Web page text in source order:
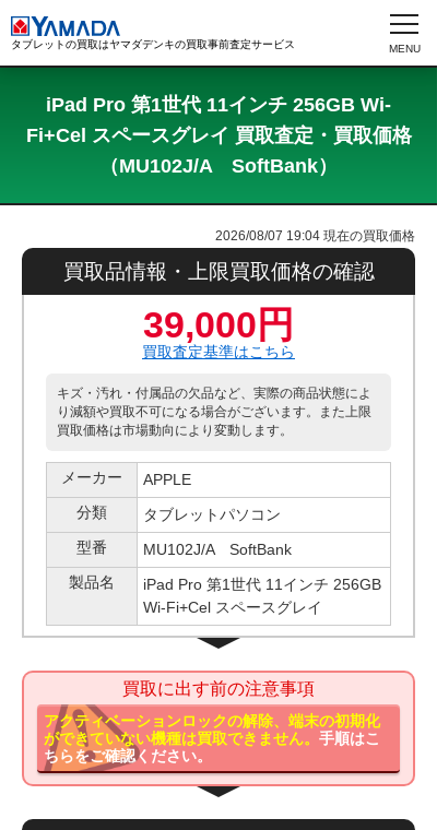
タブレットの買取はヤマダデンキの買取事前査定サービス
iPad Pro 第1世代 11インチ 256GB Wi-
Fi+Cel スペースグレイ 買取査定・買取価格
（MU102J/A SoftBank）
2026/08/07 19:04 現在の買取価格
買取品情報・上限買取価格の確認
39,000円
買取査定基準はこちら
キズ・汚れ・付属品の欠品など、実際の商品状態によ
り減額や買取不可になる場合がございます。また上限
買取価格は市場動向により変動します。
メーカー
APPLE
分類
タブレットパソコン
型番
MU102J/A SoftBank
製品名
iPad Pro 第1世代 11インチ 256GB
Wi-Fi+Cel スペースグレイ
買取に出す前の注意事項
アクティベーションロックの解除、端末の初期化
ができていない機種は買取できません。手順はこ
ちらをご確認ください。